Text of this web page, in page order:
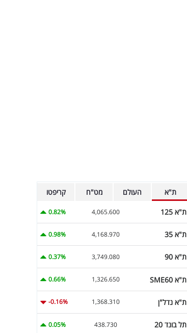
ת"א העולם מט"ח קריפטו
ת"א 125 4,065.600
0.82%
ת"א 35 4,168.970
0.98%
ת"א 90 3,749.080
0.37%
ת"א SME60 1,326.650
0.66%
ת"א נדל"ן 1,368.310
-0.16%
תל בונד 20 438.730
0.05%